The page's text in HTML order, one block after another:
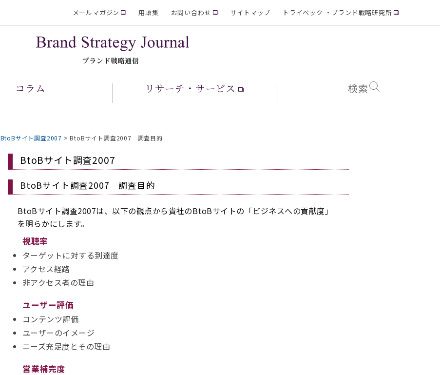
メールマガジン 用語集 お問い合わせ サイトマップ トライベック ・ブランド戦略研究所
コラム リサーチ・サービス 検索
BtoBサイト調査2007 >BtoBサイト調査2007 調査目的
BtoBサイト調査2007
BtoBサイト調査2007 調査目的
BtoBサイト調査2007は、以下の観点から貴社のBtoBサイトの「ビジネスへの貢献度」
を明らかにします。
視聴率
ターゲットに対する到達度
アクセス経路
非アクセス者の理由
ユーザー評価
コンテンツ評価
ユーザーのイメージ
ニーズ充足度とその理由
営業補完度